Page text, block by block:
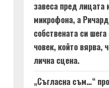
завеса пред
микрофона, а
собствената си
човек, който вярва,
лична сцена.
„Съгласна съм…“